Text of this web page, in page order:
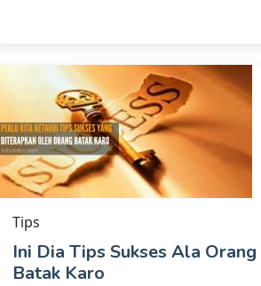
Tips
Ini Dia Tips Sukses Ala Orang
Batak Karo